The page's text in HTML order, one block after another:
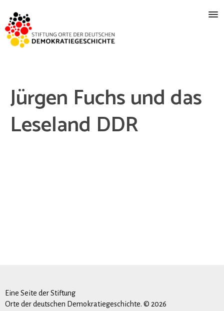
Jürgen Fuchs und das
Leseland DDR
Eine Seite der Stiftung
Orte der deutschen Demokratiegeschichte. © 2026